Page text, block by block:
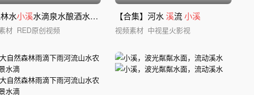
水小溪水滴泉水酿酒水森林水滴滴水流
材 RED原创视频
【合集】河水溪流小溪
视频素材 中视星火影视